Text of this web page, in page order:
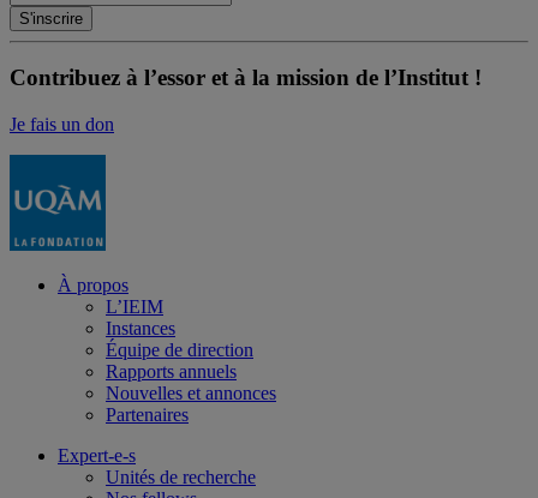
Contribuez à l’essor et à la mission de l’Institut !
Je fais un don
À propos
L’IEIM
Instances
Équipe de direction
Rapports annuels
Nouvelles et annonces
Partenaires
Expert-e-s
Unités de recherche